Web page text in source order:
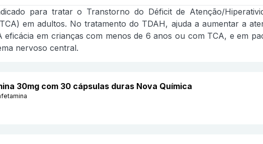
para tratar o Transtorno do Déficit de Atenção/
em adultos. No tratamento do TDAH, ajuda a aumentar a
em crianças com menos de 6 anos ou com TCA, e em
nervoso central.
30mg com 30 cápsulas duras Nova Química